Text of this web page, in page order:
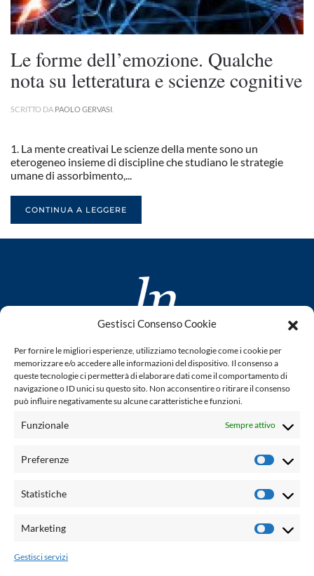
Gestisci Consenso Cookie
Per fornire le migliori esperienze, utilizziamo tecnologie come i cookie per
memorizzare e/o accedere alle informazioni del dispositivo. Il consenso a
queste tecnologie ci permetterà di elaborare dati come il comportamento di
navigazione o ID unici su questo sito. Non acconsentire o ritirare il consenso
può influire negativamente su alcune caratteristiche e funzioni.
Funzionale Sempre attivo
Preferenze
Statistiche
Marketing
Gestisci servizi
Le forme dell’emozione. Qualche
nota su letteratura e scienze cognitive
SCRITTO DA PAOLO GERVASI
1. La mente creativai Le scienze della mente sono un
eterogeneo insieme di discipline che studiano le strategie
umane di assorbimento,...
CONTINUA A LEGGERE
www.laletteraturaenoi.it
fondato da Romano Luperini
Questo blog non rappresenta una testata giornalistica in
quanto viene aggiornato senza alcuna periodicità. Non può
legge n° 62 del 7.03.2001. L'autore non è responsabile per
email: